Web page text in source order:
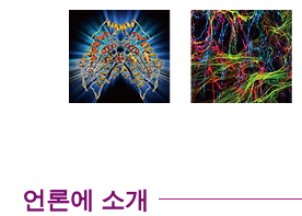
언론에 소개